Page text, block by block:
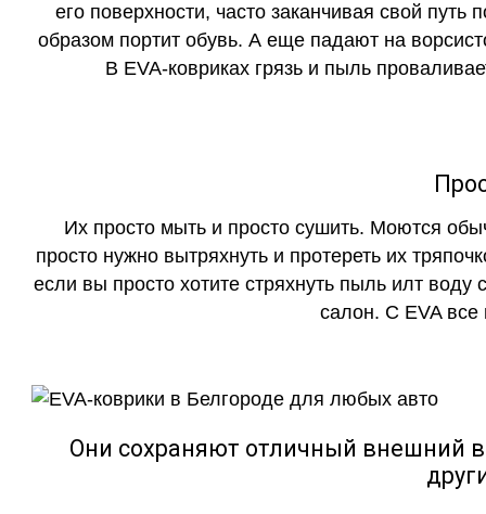
его поверхности, часто заканчивая свой
образом портит обувь. А еще падают на
В EVA-ковриках грязь и пыль
Их просто мыть и просто сушить. Моются
просто нужно вытряхнуть и протереть их
если вы просто хотите стряхнуть пыль илт воду
салон. С EVA все
Они сохраняют отличный внешний